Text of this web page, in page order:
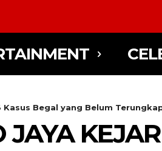
Kasus Begal yang Belum